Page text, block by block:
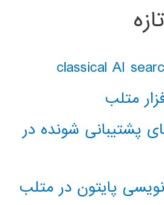
متلب
پشتیبانی شونده در
نویسی پایتون در متلب